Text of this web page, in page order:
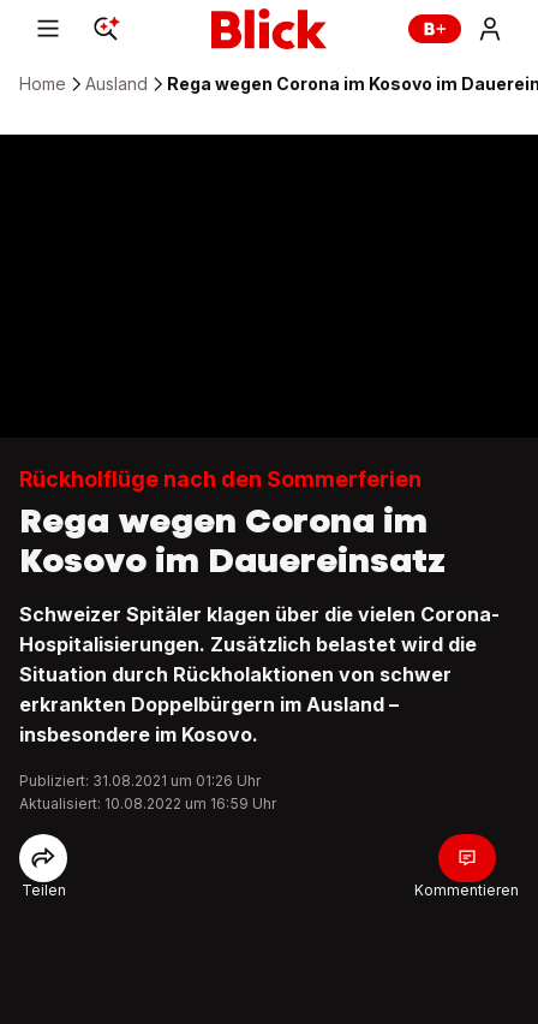
Home Ausland Rega wegen Corona im Kosovo im
Rückholflüge nach den Sommerferien
Rega wegen Corona im
Kosovo im Dauereinsatz
Schweizer Spitäler klagen über die vielen Corona-
Hospitalisierungen. Zusätzlich belastet wird die
Situation durch Rückholaktionen von schwer
erkrankten Doppelbürgern im Ausland –
insbesondere im Kosovo.
Publiziert: 31.08.2021 um 01:26 Uhr
Aktualisiert: 10.08.2022 um 16:59 Uhr
Teilen Kommentieren